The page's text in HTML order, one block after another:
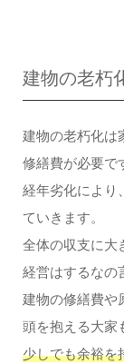
建物の老朽
建物の老朽化は
修繕費が必要で
経年劣化により
ていきます。
全体の収支に大
経営はするなの
建物の修繕費や
頭を抱える大家
少しでも余裕を